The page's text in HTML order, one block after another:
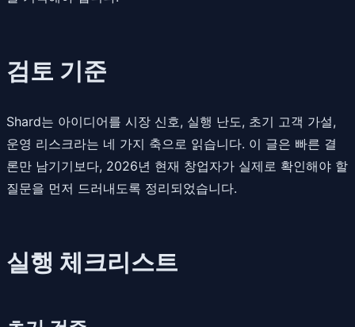
검토 기준
Shard는 아이디어를 시장 신호, 실행 난도, 초기 고객 가설,
운영 리스크라는 네 가지 축으로 읽습니다. 이 글은 빠른 결
론만 남기기보다, 2026년 현재 창업자가 실제로 확인해야 할
질문을 먼저 드러내도록 정리되었습니다.
실행 체크리스트